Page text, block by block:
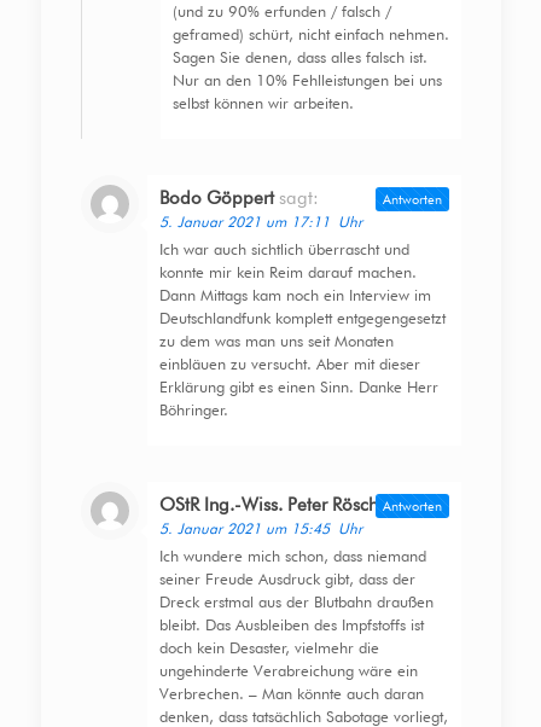
(und zu 90% erfunden / falsch /
geframed) schürt, nicht einfach nehmen.
Sagen Sie denen, dass alles falsch ist.
Nur an den 10% Fehlleistungen bei uns
selbst können wir arbeiten.
Bodo Göppert sagt:
5. Januar 2021 um 17:11 Uhr
Ich war auch sichtlich überrascht und
konnte mir kein Reim darauf machen.
Dann Mittags kam noch ein Interview im
Deutschlandfunk komplett entgegengesetzt
zu dem was man uns seit Monaten
einbläuen zu versucht. Aber mit dieser
Erklärung gibt es einen Sinn. Danke Herr
Böhringer.
Antworten
OStR Ing.-Wiss. Peter Rösch sagt:
5. Januar 2021 um 15:45 Uhr
Ich wundere mich schon, dass niemand
seiner Freude Ausdruck gibt, dass der
Dreck erstmal aus der Blutbahn draußen
bleibt. Das Ausbleiben des Impfstoffs ist
doch kein Desaster, vielmehr die
ungehinderte Verabreichung wäre ein
Verbrechen. – Man könnte auch daran
denken, dass tatsächlich Sabotage vorliegt,
Antworten